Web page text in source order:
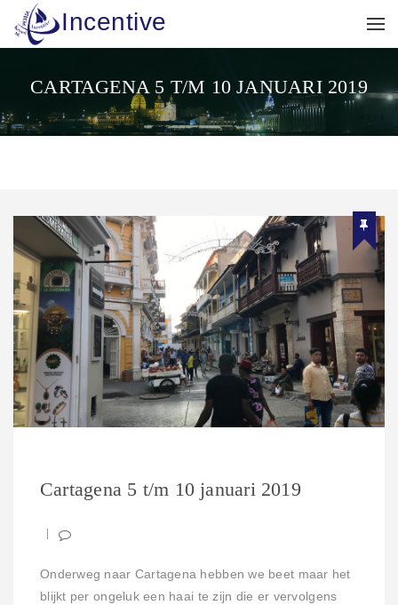
Incentive
CARTAGENA 5 T/M 10 JANUARI 2019
Cartagena 5 t/m 10 januari 2019
Onderweg naar Cartagena hebben we beet maar het
blijkt per ongeluk een haai te zijn die er vervolgens